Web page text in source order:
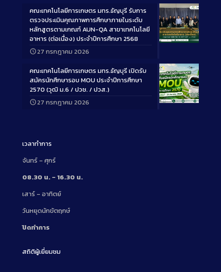
Long
คณะเทคโนโลยีการเกษตร มทร.ธัญบุรี รับการ
ตรวจประเมินคุณภาพการศึกษาภายในระดับ
หลักสูตรตามเกณฑ์ AUN-QA สาขาเทคโนโลยี
อาหาร (ต่อเนื่อง) ประจำปีการศึกษา 2568
27 กรกฎาคม 2026
Long
คณะเทคโนโลยีการเกษตร มทร.ธัญบุรี เปิดรับ
สมัครนักศึกษารอบ MOU ประจำปีการศึกษา
2570 (วุฒิ ม.6 / ปวช. / ปวส.)
27 กรกฎาคม 2026
เวลาทำการ
จันทร์ – ศุกร์
08.30 น. – 16.30 น.
เสาร์ – อาทิตย์
วันหยุดนักขัตฤกษ์
ปิดทำการ
สถิติผู้เยี่ยมชม